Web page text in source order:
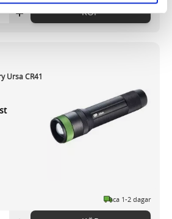
tillhandahålla funktioner
som vi samarbetar med.
informationen med annan
tillhandahållit eller som de har
deras tjänster.
+ KÖP
Ursa CR41
ca 1-2 dagar